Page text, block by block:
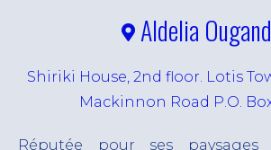
Acquisition de talents
Travail temporaire et sous-
Gestion de la paie
Notre StratégieAldelia
Shiriki House, 2nd floor. Lotis
Mackinnon Road P.O.
Réputée pour ses